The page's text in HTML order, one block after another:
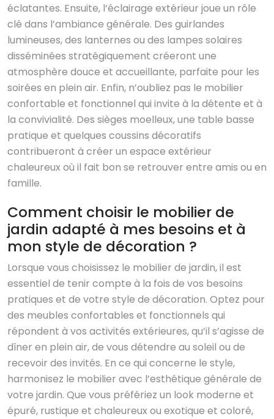
éclatantes. Ensuite, l’éclairage extérieur joue un rôle
clé dans l’ambiance générale. Des guirlandes
lumineuses, des lanternes ou des lampes solaires
disséminées stratégiquement créeront une
atmosphère douce et accueillante, parfaite pour les
soirées en plein air. Enfin, n’oubliez pas le mobilier
confortable et fonctionnel qui invite à la détente et à
la convivialité. Des sièges moelleux, une table basse
pratique et quelques coussins décoratifs
contribueront à créer un espace extérieur
chaleureux où il fait bon se retrouver entre amis ou en
famille.
Comment choisir le mobilier de
jardin adapté à mes besoins et à
mon style de décoration ?
Lorsque vous choisissez le mobilier de jardin, il est
essentiel de tenir compte à la fois de vos besoins
pratiques et de votre style de décoration. Optez pour
des meubles confortables et fonctionnels qui
répondent à vos activités extérieures, qu’il s’agisse de
dîner en plein air, de vous détendre au soleil ou de
recevoir des invités. En ce qui concerne le style,
harmonisez le mobilier avec l’esthétique générale de
votre jardin. Que vous préfériez un look moderne et
épuré, rustique et chaleureux ou exotique et coloré,